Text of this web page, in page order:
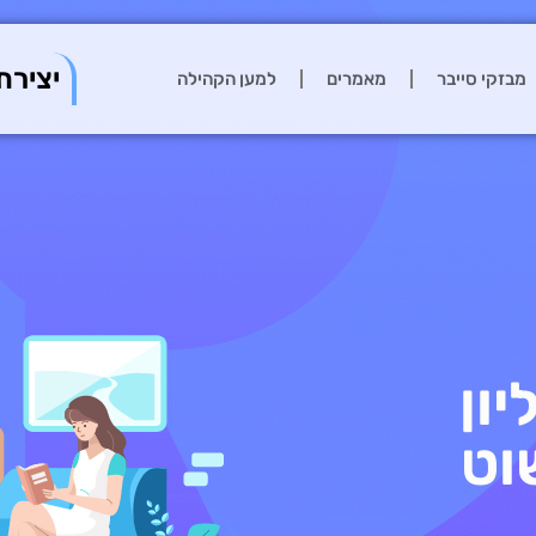
מבזקי סייבר מאמרים למען הקהילה
מיליון